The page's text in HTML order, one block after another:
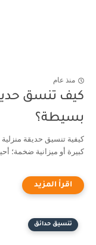
منذ عام
كيف تنسق
بسيطة؟
كيفية تنسيق حديقة
كبيرة أو ميزانية ضخمة؛
تنسيق حدائق